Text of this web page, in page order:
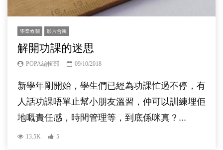
學業攸關 影片合輯
解開功課的迷思
POPA編輯部 09/10/2018
新學年剛開始，學生們已經為功課忙過不停，有
人話功課唔單止幫小朋友溫習，仲可以訓練埋佢
地嘅責任感，時間管理等，到底係咪真？...
13.5K 5